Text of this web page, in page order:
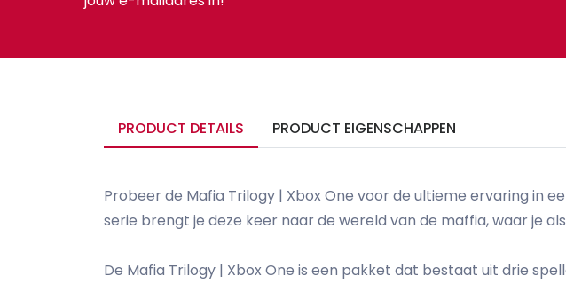
PRODUCT DETAILS PRODUCT EIGENSCHAPPEN
Probeer de Mafia Trilogy | Xbox One voor de ultieme ervaring in
serie brengt je deze keer naar de wereld van de maffia, waar je
De Mafia Trilogy | Xbox One is een pakket dat bestaat uit drie